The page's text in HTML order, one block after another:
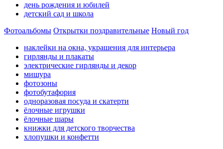
день рождения и юбилей
детский сад и школа
Фотоальбомы Открытки поздравительные Новый год
наклейки на окна, украшения для интерьера
гирлянды и плакаты
электрические гирлянды и декор
мишура
фотозоны
фотобутафория
одноразовая посуда и скатерти
ёлочные игрушки
ёлочные шары
книжки для детского творчества
хлопушки и конфетти